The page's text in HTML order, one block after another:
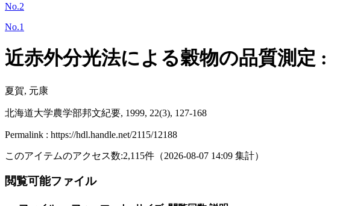
No.2
No.1
近赤外分光法による穀物の品質測定 :
夏賀, 元康
北海道大学農学部邦文紀要, 1999, 22(3), 127-168
Permalink : https://hdl.handle.net/2115/12188
このアイテムのアクセス数:2,115件 （2026-08-07 14:09 集計）
閲覧可能ファイル